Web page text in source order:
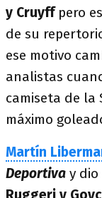
y Cruyff pero
de su
ese motivo
analistas
camiseta de la
máximo
Martín
Deportiva y dio